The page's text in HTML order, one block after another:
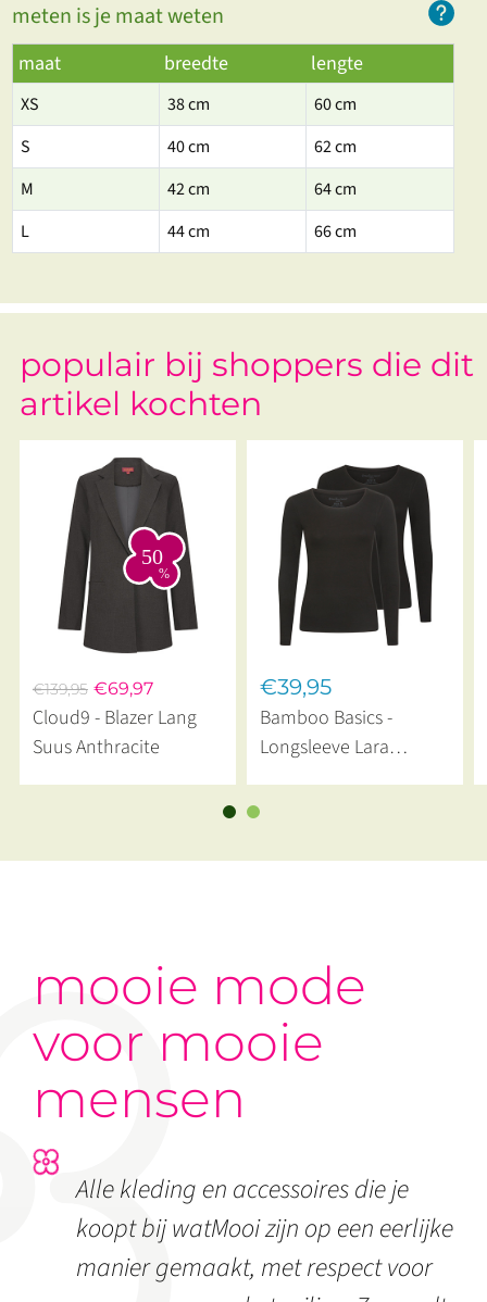
meten is je maat weten
maat breedte lengte
XS 38 cm
60 cm
S
40 cm
62 cm
M
42 cm
64 cm
L
44 cm 66 cm
populair bij shoppers die dit
artikel kochten
€139,95 €69,97
Cloud9 - Blazer Lang
Suus Anthracite
€39,95
Bamboo Basics -
Longsleeve Lara
mooie mode
voor mooie
mensen
Alle kleding en accessoires die je
koopt bij watMooi zijn op een eerlijke
manier gemaakt, met respect voor